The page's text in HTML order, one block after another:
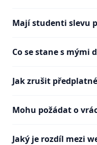
Mají studenti slevu
Co se stane s mými
Jak zrušit
Mohu požádat o
Jaký je rozdíl mezi